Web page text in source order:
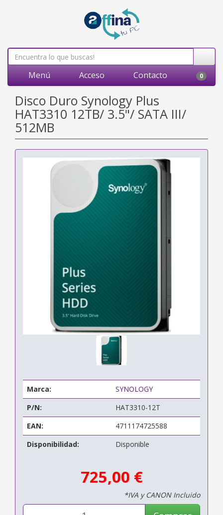
Menú Acceso Contacto 0
Disco Duro Synology Plus
HAT3310 12TB/ 3.5"/ SATA III/
512MB
Marca:
SYNOLOGY
P/N:
HAT3310-12T
EAN:
4711174725588
Disponibilidad:
Disponible
725,00 €
*IVA y CANON Incluido